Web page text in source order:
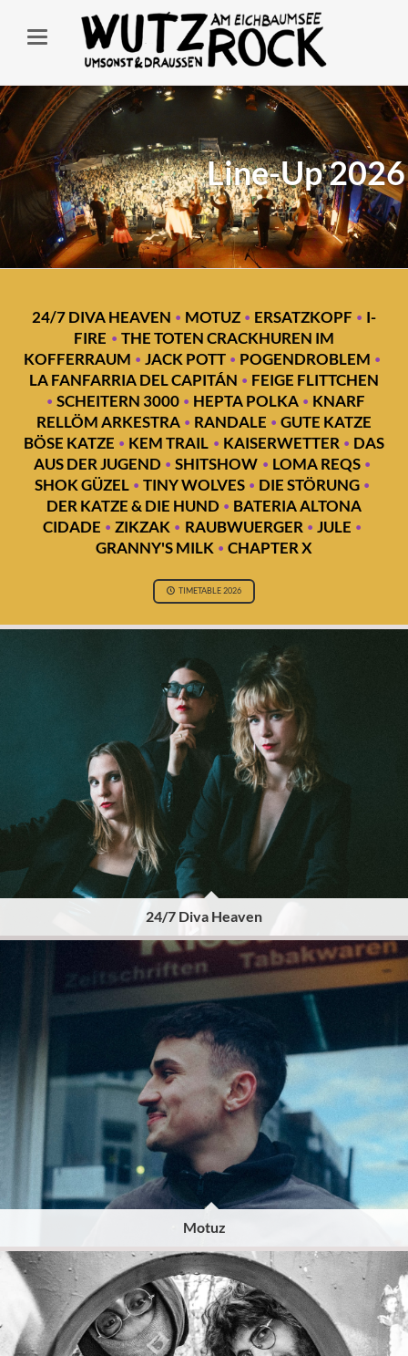
Line-Up 2026
24/7 DIVA HEAVEN · MOTUZ · ERSATZKOPF · I-
FIRE · THE TOTEN CRACKHUREN IM
KOFFERRAUM · JACK POTT · POGENDROBLEM ·
LA FANFARRIA DEL CAPITÁN · FEIGE FLITTCHEN
· SCHEITERN 3000 · HEPTA POLKA · KNARF
RELLÖM ARKESTRA · RANDALE · GUTE KATZE
BÖSE KATZE · KEM TRAIL · KAISERWETTER · DAS
AUS DER JUGEND · SHITSHOW · LOMA REQS ·
SHOK GÜZEL · TINY WOLVES · DIE STÖRUNG ·
DER KATZE & DIE HUND · BATERIA ALTONA
CIDADE · ZIKZAK · RAUBWUERGER · JULE ·
GRANNY'S MILK · CHAPTER X
TIMETABLE 2026
24/7 Diva Heaven
Motuz